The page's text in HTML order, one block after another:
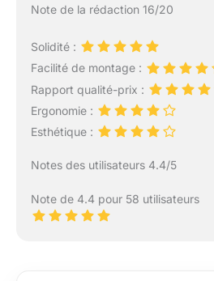
Note de la rédaction 16/20
Solidité :
Facilité de montage :
Rapport qualité-prix :
Ergonomie :
Esthétique :
Notes des utilisateurs 4.4/5
Note de 4.4 pour 58 utilisateurs